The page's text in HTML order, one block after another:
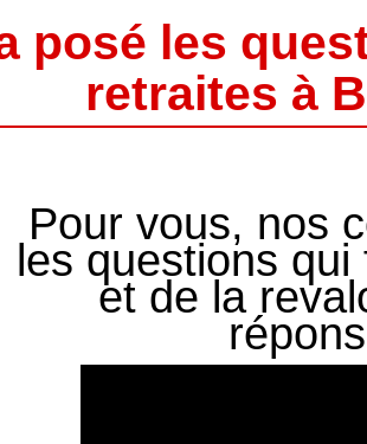
posé les
retraites à
Pour vous, nos
les questions
et de la